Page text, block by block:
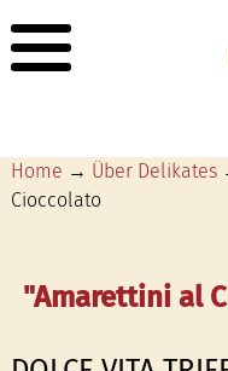
Home → Über Delikates
Cioccolato
"Amarettini al